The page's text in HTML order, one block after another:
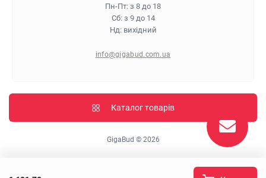
Гарантія та повернення
Політика конфіденційності
Пн-Пт: з 8 до 18
Сб: з 9 до 14
Нд: вихідний
info@gigabud.com.ua
Каталог товарів
GigaBud © 2026